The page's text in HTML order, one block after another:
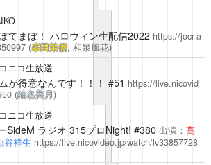
てまぼ！ ハロウィン生配信2022 https://jocr-a
(峯田茉優, 和泉風花)
ニコ生放送
が得意なんです！！！ #51 https://live.nicovid
(結名美月)
ニコ生放送
SideM ラジオ 315プロNight! #380 出演： 高
谷祥生 https://live.nicovideo.jp/watch/lv33857728